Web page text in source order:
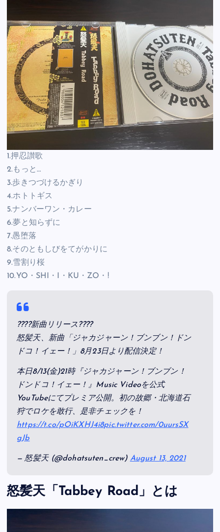
1.押忍讃歌
2.もっと…
3.歩きつづけるかぎり
4.ホトトギス
5.ナンバーワン・カレー
6.夢と知らずに
7.愚堕落
8.そのともしびをてがかりに
9.雪割り桜
10.YO・SHI・I・KU・ZO・!
????新曲リリース????
怒髪天、新曲「ジャカジャーン！ブンブン！ドン
ドコ！イェー！」8月23日より配信決定！
本日8/13(金)21時『ジャカジャーン！ブンブン！
ドンドコ！イェー！』Music Videoを公式
YouTubeにてプレミア公開。初の故郷・北海道石
狩でロケを敢行、是非チェックを！
https://t.co/pOiKXHJ4i8pic.twitter.com/0uursSX
gJb
— 怒髪天 (@dohatsuten_crew) August 13, 2021
怒髪天「Tabbey Road」とは